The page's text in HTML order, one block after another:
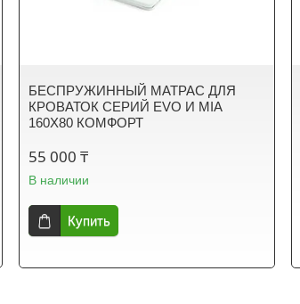
БЕСПРУЖИННЫЙ МАТРАС ДЛЯ
КРОВАТОК СЕРИЙ EVO И MIA
160Х80 КОМФОРТ
55 000 ₸
В наличии
Купить